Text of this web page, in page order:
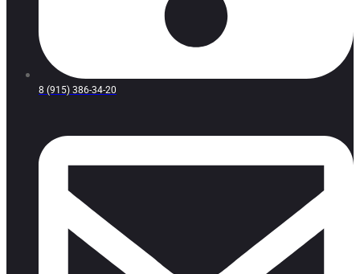
8 (915) 386-34-20